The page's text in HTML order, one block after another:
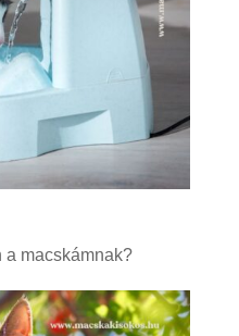
a macskámnak?